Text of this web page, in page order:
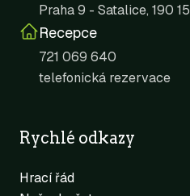
Praha 9 - Satalice, 190 15
Recepce
721 069 640
telefonická rezervace
Rychlé odkazy
Hrací řád